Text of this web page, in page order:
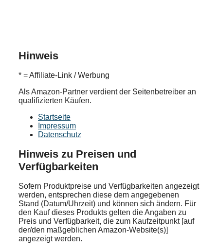
Hinweis
* = Affiliate-Link / Werbung
Als Amazon-Partner verdient der Seitenbetreiber an
qualifizierten Käufen.
Startseite
Impressum
Datenschutz
Hinweis zu Preisen und
Verfügbarkeiten
Sofern Produktpreise und Verfügbarkeiten angezeigt
werden, entsprechen diese dem angegebenen
Stand (Datum/Uhrzeit) und können sich ändern. Für
den Kauf dieses Produkts gelten die Angaben zu
Preis und Verfügbarkeit, die zum Kaufzeitpunkt [auf
der/den maßgeblichen Amazon-Website(s)]
angezeigt werden.